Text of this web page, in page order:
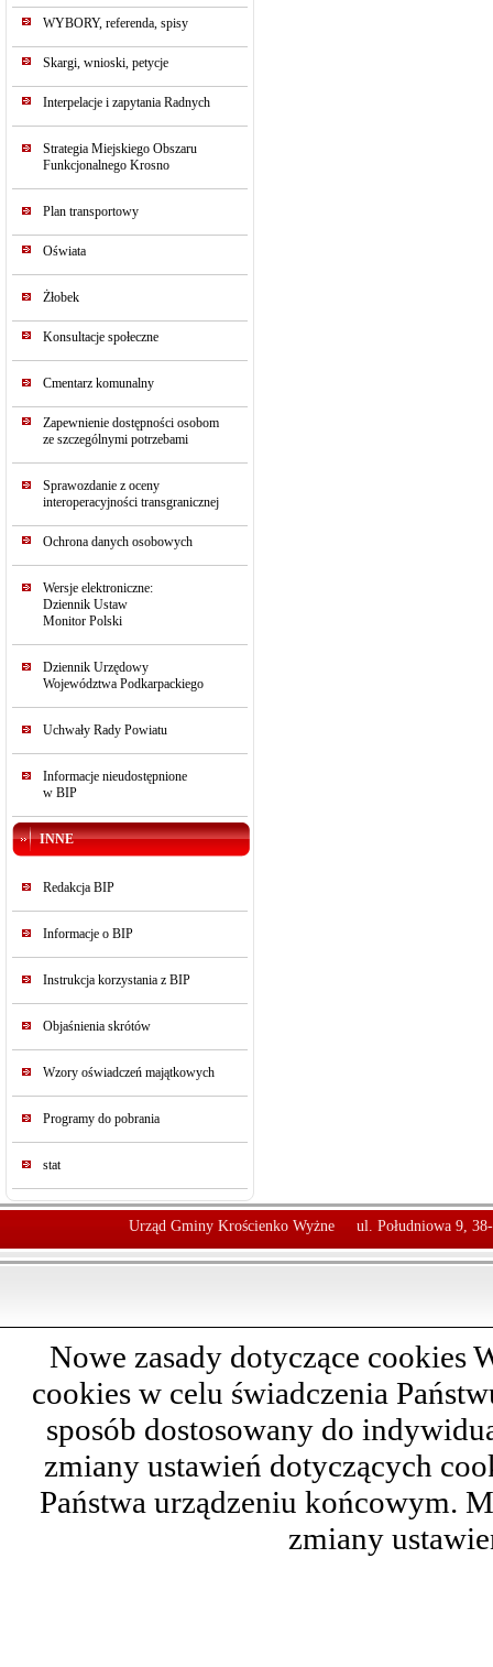
WYBORY, referenda, spisy
Skargi, wnioski, petycje
Interpelacje i zapytania Radnych
Strategia Miejskiego Obszaru
Funkcjonalnego Krosno
Plan transportowy
Oświata
Żłobek
Konsultacje społeczne
Cmentarz komunalny
Zapewnienie dostępności osobom
ze szczególnymi potrzebami
Sprawozdanie z oceny
interoperacyjności transgranicznej
Ochrona danych osobowych
Wersje elektroniczne:
Dziennik Ustaw
Monitor Polski
Dziennik Urzędowy
Województwa Podkarpackiego
Uchwały Rady Powiatu
Informacje nieudostępnione
w BIP
INNE
Redakcja BIP
Informacje o BIP
Instrukcja korzystania z BIP
Objaśnienia skrótów
Wzory oświadczeń majątkowych
Programy do pobrania
stat
Urząd Gminy Krościenko Wyżne ul. Południowa 9,
Nowe zasady dotyczące cookies
cookies w celu świadczenia
sposób dostosowany do
zmiany ustawień dotyczących
Państwa urządzeniu końcowym.
zmiany